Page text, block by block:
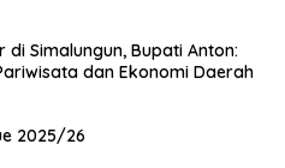
di Simalungun, Bupati Anton:
dan Ekonomi Daerah
2025/26